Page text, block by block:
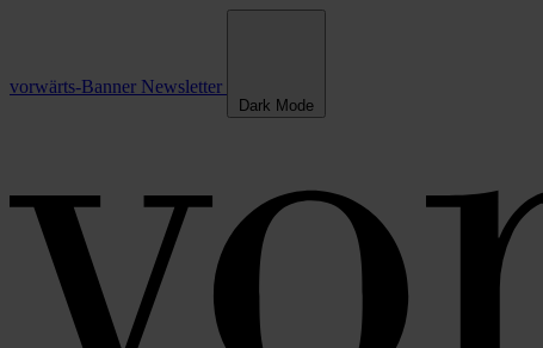
vorwärts-Banner Newsletter
Dark Mode